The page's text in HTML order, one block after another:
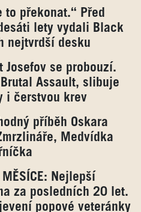
to překonat.“ Před
lety vydali Black
nejtvrdší desku
Josefov se probouzí.
Assault, slibuje
i čerstvou krev
příběh Oskara
Medvídka
MĚSÍCE: Nejlepší
za posledních 20 let.
popové veteránky